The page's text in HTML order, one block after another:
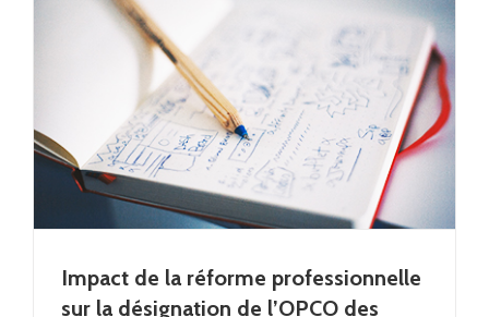
Impact de la réforme professionnelle
sur la désignation de l’OPCO des